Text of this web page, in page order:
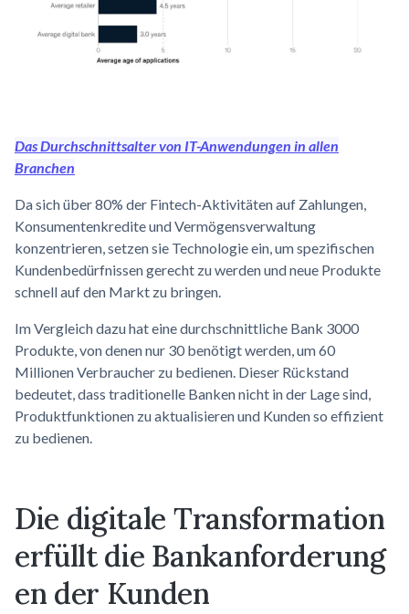
Das Durchschnittsalter von IT-Anwendungen in allen
Branchen
Da sich über 80% der Fintech-Aktivitäten auf Zahlungen,
Konsumentenkredite und Vermögensverwaltung
konzentrieren, setzen sie Technologie ein, um spezifischen
Kundenbedürfnissen gerecht zu werden und neue Produkte
schnell auf den Markt zu bringen.
Im Vergleich dazu hat eine durchschnittliche Bank 3000
Produkte, von denen nur 30 benötigt werden, um 60
Millionen Verbraucher zu bedienen. Dieser Rückstand
bedeutet, dass traditionelle Banken nicht in der Lage sind,
Produktfunktionen zu aktualisieren und Kunden so effizient
zu bedienen.
Die digitale Transformation
erfüllt die Bankanforderung
en der Kunden